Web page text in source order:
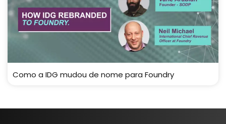
Como a IDG mudou de nome para Foundry